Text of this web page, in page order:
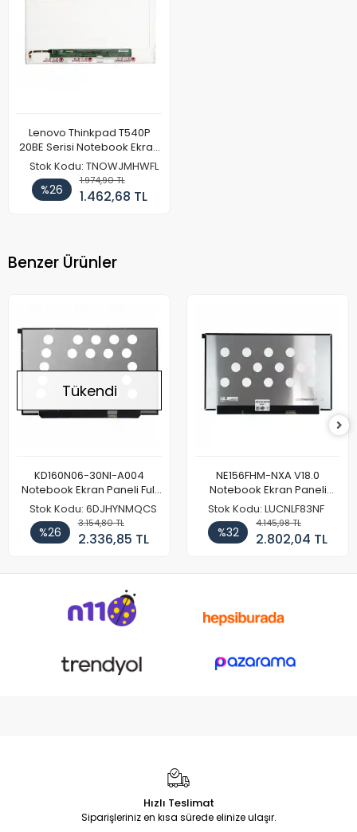
Lenovo Thinkpad T540P
20BE Serisi Notebook Ekran
Paneli
Stok Kodu: TNOWJMHWFL
%26
1.974,90 TL
1.462,68 TL
Benzer Ürünler
Tükendi
KD160N06-30NI-A004
Notebook Ekran Paneli Full
HD
Stok Kodu: 6DJHYNMQCS
%26
3.154,80 TL
2.336,85 TL
NE156FHM-NXA V18.0
Notebook Ekran Paneli
144Hz
Stok Kodu: LUCNLF83NF
%32
4.145,98 TL
2.802,04 TL
Hızlı Teslimat
Siparişleriniz en kısa sürede elinize ulaşır.